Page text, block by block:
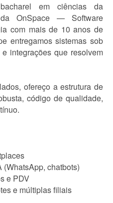
em ciências da
OnSpace — Software
com mais de 10 anos de
entregamos sistemas sob
integrações que resolvem
ofereço a estrutura de
código de qualidade,
(WhatsApp, chatbots)
e PDV
e múltiplas filiais